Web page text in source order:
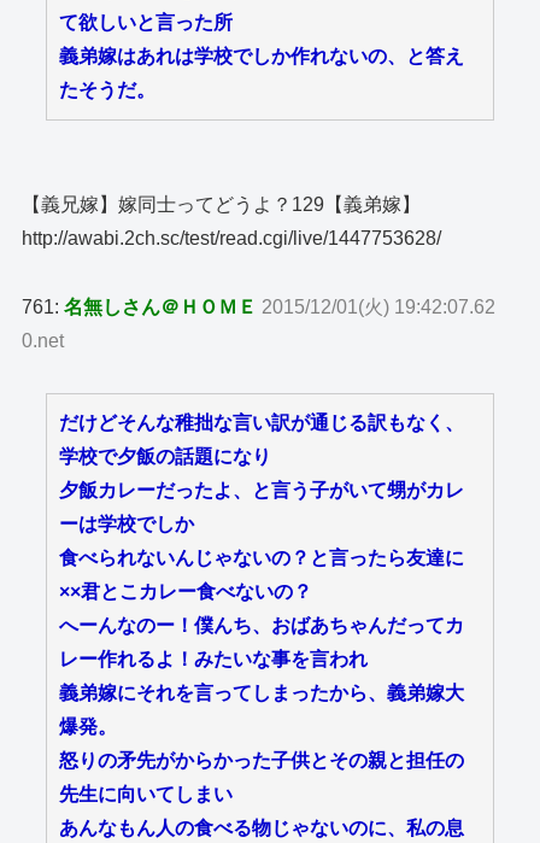
て欲しいと言った所
義弟嫁はあれは学校でしか作れないの、と答え
たそうだ。
【義兄嫁】嫁同士ってどうよ？129【義弟嫁】
http://awabi.2ch.sc/test/read.cgi/live/1447753628/
761:名無しさん＠ＨＯＭＥ 2015/12/01(火) 19:42:07.62
0.net
だけどそんな稚拙な言い訳が通じる訳もなく、
学校で夕飯の話題になり
夕飯カレーだったよ、と言う子がいて甥がカレ
ーは学校でしか
食べられないんじゃないの？と言ったら友達に
××君とこカレー食べないの？
へーんなのー！僕んち、おばあちゃんだってカ
レー作れるよ！みたいな事を言われ
義弟嫁にそれを言ってしまったから、義弟嫁大
爆発。
怒りの矛先がからかった子供とその親と担任の
先生に向いてしまい
あんなもん人の食べる物じゃないのに、私の息